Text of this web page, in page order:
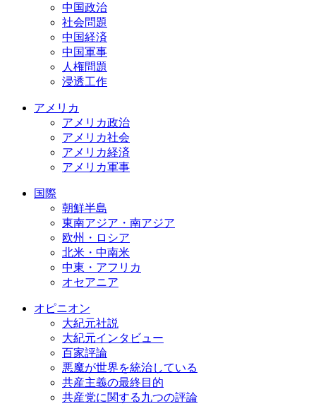
中国政治
社会問題
中国経済
中国軍事
人権問題
浸透工作
アメリカ
アメリカ政治
アメリカ社会
アメリカ経済
アメリカ軍事
国際
朝鮮半島
東南アジア・南アジア
欧州・ロシア
北米・中南米
中東・アフリカ
オセアニア
オピニオン
大紀元社説
大紀元インタビュー
百家評論
悪魔が世界を統治している
共産主義の最終目的
共産党に関する九つの評論